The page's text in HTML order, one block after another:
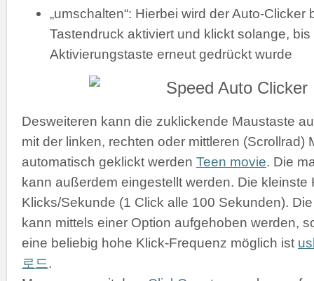
„umschalten“: Hierbei wird der Auto-Clicker
Tastendruck aktiviert und klickt solange, bis
Aktivierungstaste erneut gedrückt wurde
Desweiteren kann die zuklickende Maustaste
mit der linken, rechten oder mittleren (Scrollrad)
automatisch geklickt werden Teen movie. Die
kann außerdem eingestellt werden. Die kleinste
Klicks/Sekunde (1 Click alle 100 Sekunden).
kann mittels einer Option aufgehoben werden,
eine beliebig hohe Klick-Frequenz möglich ist
로드.